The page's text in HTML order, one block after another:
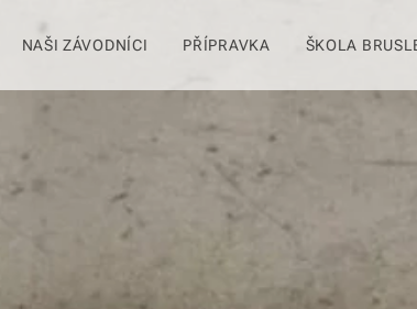
NAŠI ZÁVODNÍCI PŘÍPRAVKA ŠKOLA